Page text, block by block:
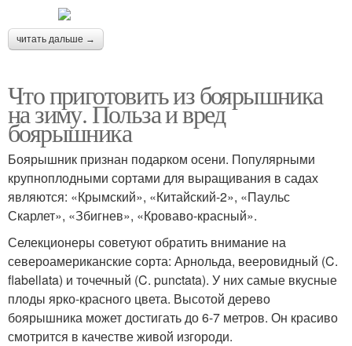
читать дальше →
Что приготовить из боярышника
на зиму. Польза и вред
боярышника
Боярышник признан подарком осени. Популярными
крупноплодными сортами для выращивания в садах
являются: «Крымский», «Китайский-2», «Паульс
Скарлет», «Збигнев», «Кроваво-красный».
Селекционеры советуют обратить внимание на
североамериканские сорта: Арнольда, вееровидный (C.
flabellata) и точечный (C. punctata). У них самые вкусные
плоды ярко-красного цвета. Высотой дерево
боярышника может достигать до 6-7 метров. Он красиво
смотрится в качестве живой изгороди.